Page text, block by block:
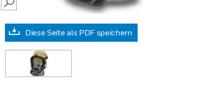
SEARCH
Diese Seite als PDF speichern